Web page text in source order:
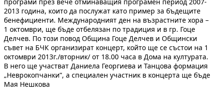
програми през вече отминаващия програмен период 2007-
2013 година, които да послужат като пример за бъдещите
бенефициенти. Международният ден на възрастните хора –
1 октомври, ще бъде отбелязан по традиция и в гр. Гоце
Делчев. По този повод Община Гоце Делчев и Общински
съвет на БЧК организират концерт, който ще се състои на 1
октомври 2013г./вторник/ от 18.00 часа в Дома на културата.
В него ще участват Даниела Георгиева и Танцова формация
„Неврокопчанки”, а специален участник в концерта ще бъде
Мая Нешкова